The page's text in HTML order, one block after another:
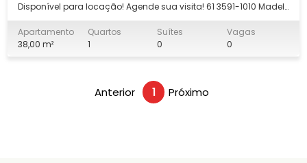
Disponível para locação! Agende sua visita! 61 3591-1010 Madel
sala , cozinha, área de serviço, banheiro social, 1° andar.
Avenida Independência, próximo a Academia Evolve. R$ 800,00
Apartamento
38,00 m²
Quartos
1
Suítes
0
Vagas
0
Anterior 1 Próximo